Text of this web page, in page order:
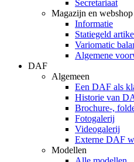
Secretariaat
Magazijn en webshop
Informatie
Statiegeld
Variomatic
Algemene
DAF
Algemeen
Een DAF als
Historie van
Brochure-,
Fotogalerij
Videogalerij
Externe DAF
Modellen